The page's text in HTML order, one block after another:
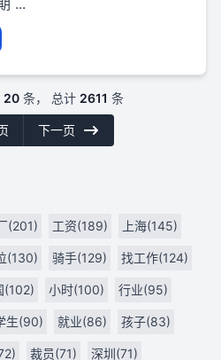
...
20条， 总计 2611 条
下一页
(201) 工资(189) 上海(145)
(130) 骑手(129) 找工作(124)
(102) 小时(100) 行业(95)
生(90) 就业(86) 孩子(83)
裁员(71) 深圳(71)